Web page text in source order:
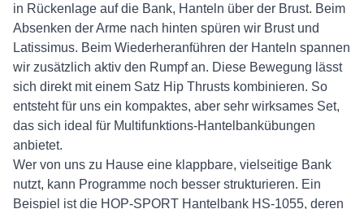
in Rückenlage auf die Bank, Hanteln über der Brust. Beim
Absenken der Arme nach hinten spüren wir Brust und
Latissimus. Beim Wiederheranführen der Hanteln spannen
wir zusätzlich aktiv den Rumpf an. Diese Bewegung lässt
sich direkt mit einem Satz Hip Thrusts kombinieren. So
entsteht für uns ein kompaktes, aber sehr wirksames Set,
das sich ideal für Multifunktions-Hantelbankübungen
anbietet.
Wer von uns zu Hause eine klappbare, vielseitige Bank
nutzt, kann Programme noch besser strukturieren. Ein
Beispiel ist die HOP-SPORT Hantelbank HS-1055, deren